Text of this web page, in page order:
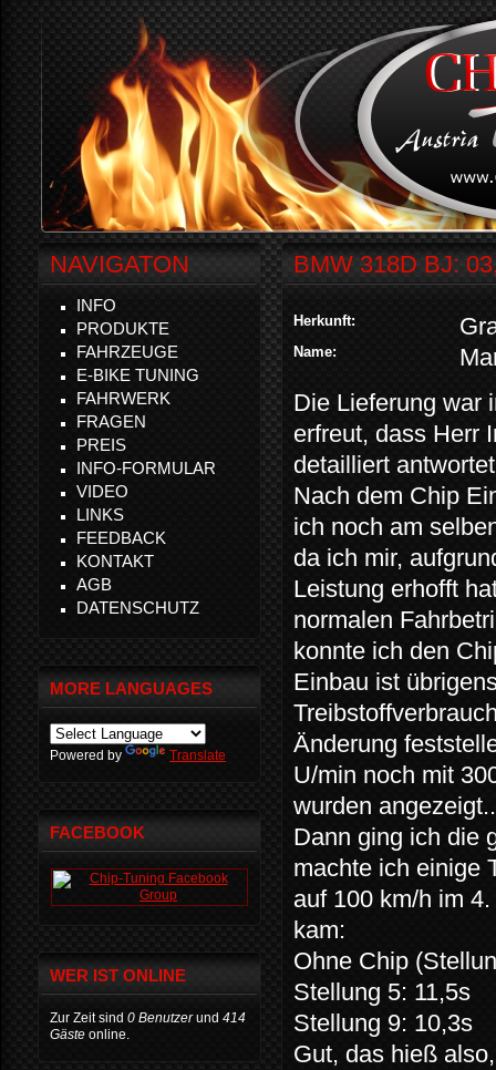
BMW 318D BJ:
Herkunft:
Name:
Die Lieferung war
erfreut, dass Herr
detailliert
Nach dem Chip
ich noch am
da ich mir,
Leistung erhofft
normalen
konnte ich den
Einbau ist
Änderung
U/min noch mit
wurden
Dann ging ich die
machte ich einige
auf 100 km/h im
kam:
Ohne Chip
Stellung 5: 11,5s
Stellung 9: 10,3s
Gut, das hieß
NAVIGATON
INFO
PRODUKTE
FAHRZEUGE
E-BIKE TUNING
FAHRWERK
FRAGEN
PREIS
INFO-FORMULAR
VIDEO
LINKS
FEEDBACK
KONTAKT
AGB
DATENSCHUTZ
MORE LANGUAGES
Powered by Translate
FACEBOOK
WER IST ONLINE
Zur Zeit sind 0 Benutzerund 414
Gäste online.